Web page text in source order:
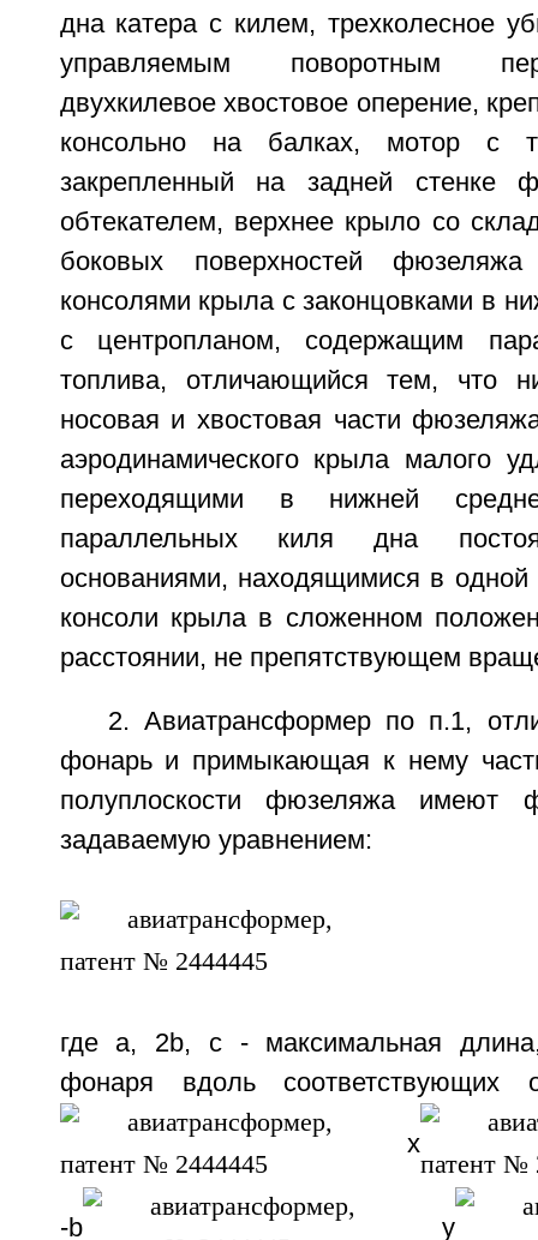
дна катера с килем, трехколесное
управляемым поворотным
двухкилевое хвостовое оперение,
консольно на балках, мотор с
закрепленный на задней стенке
обтекателем, верхнее крыло со
боковых поверхностей
консолями крыла с законцовками в
с центропланом, содержащим
топлива, отличающийся тем, что
носовая и хвостовая части
аэродинамического крыла малого
переходящими в нижней
параллельных киля дна
основаниями, находящимися в одной
консоли крыла в сложенном
расстоянии, не препятствующем
2. Авиатрансформер по п.1,
фонарь и примыкающая к нему
полуплоскости фюзеляжа имеют
задаваемую уравнением:
где a, 2b, c - максимальная
фонаря вдоль соответствующих
x
-b y